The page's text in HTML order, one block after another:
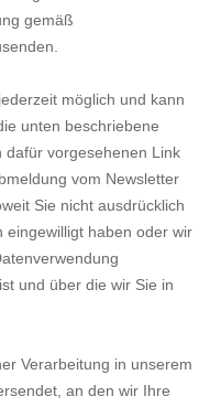
gemäß
möglich und kann
unten beschriebene
dafür vorgesehenen Link
vom Newsletter
Sie nicht ausdrücklich
eingewilligt haben oder wir
und über die wir Sie in
Verarbeitung in unserem
an den wir Ihre